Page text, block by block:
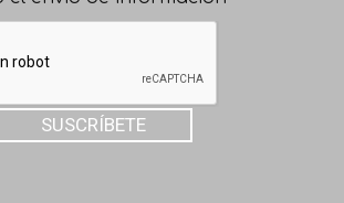
SUSCRÍBETE